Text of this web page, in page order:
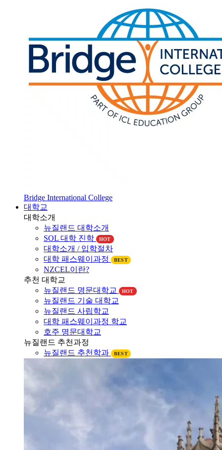
Bridge International College
대학교
대학소개
뉴질랜드 대학소개
SOL 대학 진학
HOT
대학소개 / 입학절차
대학 패스웨이과정
NZCEL이란?
추천 대학교
뉴질랜드 명문대학교
뉴질랜드 기술 대학교
뉴질랜드 사립학교
대학 패스웨이과정 학교
호주 명문대학교